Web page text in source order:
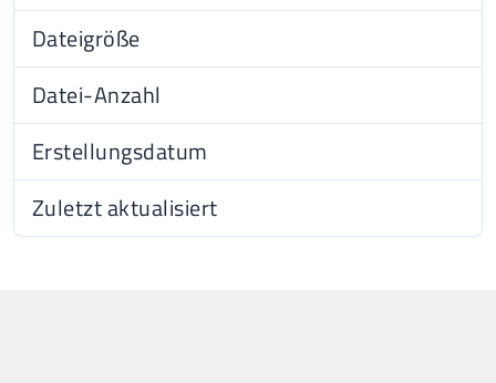
Dateigröße
Datei-Anzahl
Erstellungsdatum
Zuletzt aktualisiert